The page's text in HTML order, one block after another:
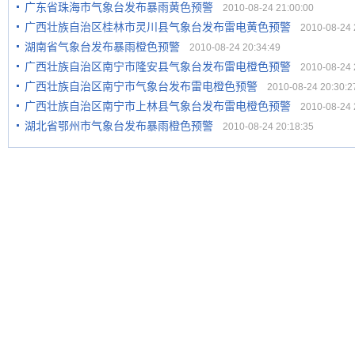
广东省珠海市气象台发布暴雨黄色预警 2010-08-24 21:00:00
广西壮族自治区桂林市灵川县气象台发布雷电黄色预警 2010-08-24
湖南省气象台发布暴雨橙色预警 2010-08-24 20:34:49
广西壮族自治区南宁市隆安县气象台发布雷电橙色预警 2010-08-24
广西壮族自治区南宁市气象台发布雷电橙色预警 2010-08-24
广西壮族自治区南宁市上林县气象台发布雷电橙色预警 2010-08-24
湖北省鄂州市气象台发布暴雨橙色预警 2010-08-24 20:18:35